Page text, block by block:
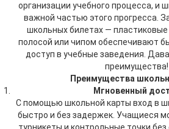
организации учебного процесса, и
важной частью этого прогресса.
школьных билетах — пластиковые
полосой или чипом обеспечивают
доступ в учебные заведения.
преимущества!
Преимущества
Мгновенный
С помощью школьной карты вход в
быстро и без задержек. Учащиеся